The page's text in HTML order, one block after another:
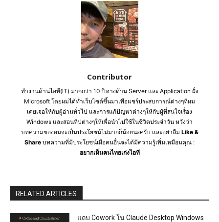
Contributor
ทำงานด้านไอที(IT) มากกว่า 10 ปีทางด้าน Server และ Application ฝั่ง
Microsoft โดยผมได้ทำเว็บไซต์ขึ้นมาเพื่อแชร์ประสบการณ์ต่างๆที่ผม
เคยเจอให้กับผู้อ่านทั่วไป และการแก้ปัญหาต่างๆให้กับผู้ที่สนใจเรื่อง
Windows และสอนทิปต่างๆให้เพื่อนำไปใช้ในชีวิตประจำวัน หวังว่า
บทความของผมจะเป็นประโยชน์ไม่มากก็น้อยนะครับ และอย่าลืม Like &
Share บทความที่มีประโยชน์เผื่อคนอื่นจะได้มีความรู้เพิ่มเหมือนคุณ :
อยากเห็นคนไทยเก่งไอที
RELATED ARTICLES
แถบ Cowork ใน Claude Desktop Windows